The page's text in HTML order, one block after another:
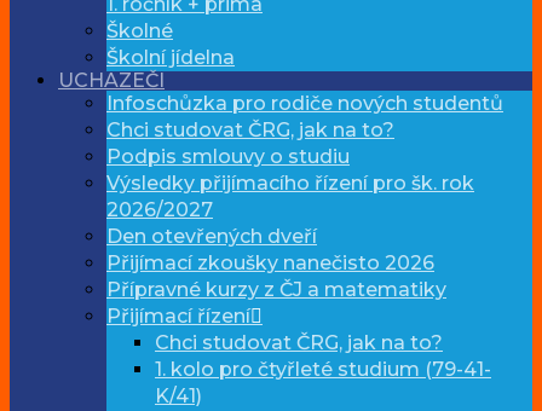
Školné
Školní jídelna
UCHAZEČI
Infoschůzka pro rodiče nových studentů
Chci studovat ČRG, jak na to?
Podpis smlouvy o studiu
Výsledky přijímacího řízení pro šk. rok
2026/2027
Den otevřených dveří
Přijímací zkoušky nanečisto 2026
Přípravné kurzy z ČJ a matematiky
Přijímací řízení
Chci studovat ČRG, jak na to?
1. kolo pro čtyřleté studium (79-41-
K/41)